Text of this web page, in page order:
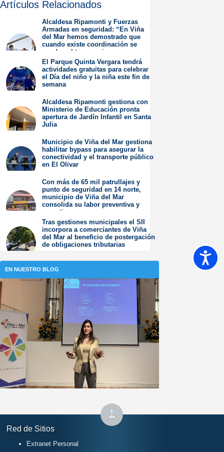
Artículos Relacionados
Alcaldesa Ripamonti y Fuerzas
Armadas en seguridad: “En Viña
del Mar hemos demostrado que
cuando existe coordinación se
pueden obtener mejores
resultados”.
Jueves 6 de Agosto de
2026
El Parque Quinta Vergara tendrá
actividades gratuitas para celebrar
el Día del niño y la niña este fin de
semana
2026
Alcaldesa Ripamonti gestiona con
Ministerio de Educación pronta
apertura de Jardín Infantil en Santa
Julia
2026
Municipio de Viña del Mar gestiona
habilitar bypass para asegurar la
conectividad y el transporte público
en El Olivar
2026
Con más de 65 mil patrullajes y
punto de seguridad en 14 norte,
municipio de Viña del Mar
consolida su labor preventiva y
operativa
Jueves 30 de Julio de
2026
Tras gestiones municipales el SII
incorpora a comerciantes de Viña
del Mar al beneficio de postergación
de obligaciones tributarias
EN NUESTRO BLOG
↑ Subir
al
Red de Sitios
Extranet Personal